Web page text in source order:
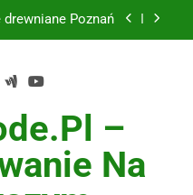
elektryczny
odpadów Lublin
drewniane Poznań
–
Na